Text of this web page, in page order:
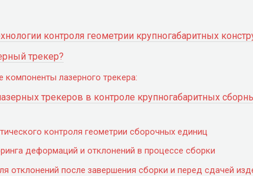
контроля геометрии крупногабаритных
трекер?
компоненты лазерного трекера:
трекеров в контроле крупногабаритных
контроля геометрии сборочных единиц
деформаций и отклонений в процессе сборки
отклонений после завершения сборки и перед сдачей